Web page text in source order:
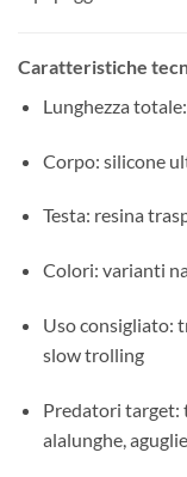
Caratteristiche
Lunghezza
Corpo: silicone
Testa: resina
Colori: varianti
Uso consigliato:
slow trolling
Predatori target:
alalunghe,